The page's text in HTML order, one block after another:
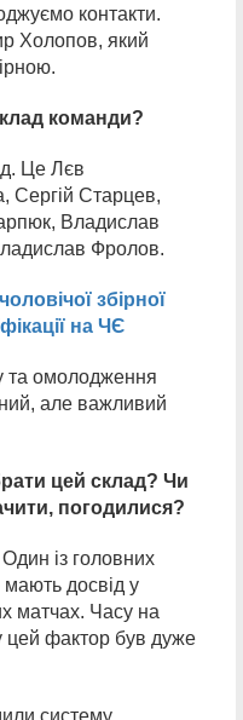
контакти.
Холопов, який
команди?
Це Лєв
Сергій Старцев,
Владислав
Фролов.
збірної
на ЧЄ
та омолодження
але важливий
цей склад? Чи
погодилися?
із головних
мають досвід у
матчах. Часу на
цей фактор був дуже